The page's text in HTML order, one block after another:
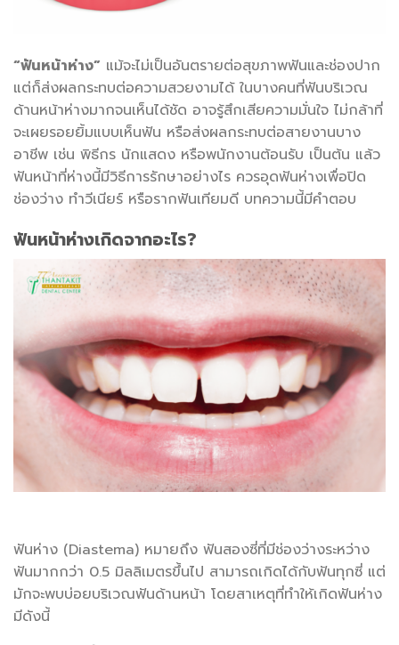
“ฟันหน้าห่าง” แม้จะไม่เป็นอันตรายต่อสุขภาพฟันและช่องปาก
แต่ก็ส่งผลกระทบต่อความสวยงามได้ ในบางคนที่ฟันบริเวณ
ด้านหน้าห่างมากจนเห็นได้ชัด อาจรู้สึกเสียความมั่นใจ ไม่กล้าที่
จะเผยรอยยิ้มแบบเห็นฟัน หรือส่งผลกระทบต่อสายงานบาง
อาชีพ เช่น พิธีกร นักแสดง หรือพนักงานต้อนรับ เป็นต้น แล้ว
ฟันหน้าที่ห่างนี้มีวิธีการรักษาอย่างไร ควรอุดฟันห่างเพื่อปิด
ช่องว่าง ทำวีเนียร์ หรือรากฟันเทียมดี บทความนี้มีคำตอบ
ฟันหน้าห่างเกิดจากอะไร?
ฟันห่าง (Diastema) หมายถึง ฟันสองซี่ที่มีช่องว่างระหว่าง
ฟันมากกว่า 0.5 มิลลิเมตรขึ้นไป สามารถเกิดได้กับฟันทุกซี่ แต่
มักจะพบบ่อยบริเวณฟันด้านหน้า โดยสาเหตุที่ทำให้เกิดฟันห่าง
มีดังนี้